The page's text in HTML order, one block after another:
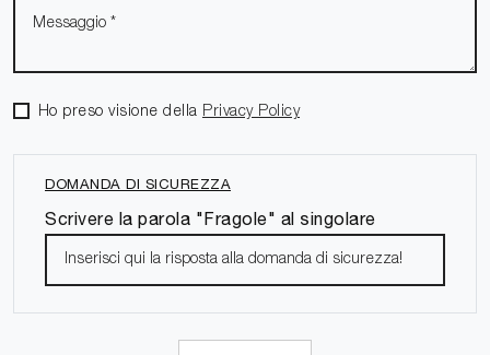
Ho preso visione della Privacy Policy
DOMANDA DI SICUREZZA
Scrivere la parola "Fragole" al singolare